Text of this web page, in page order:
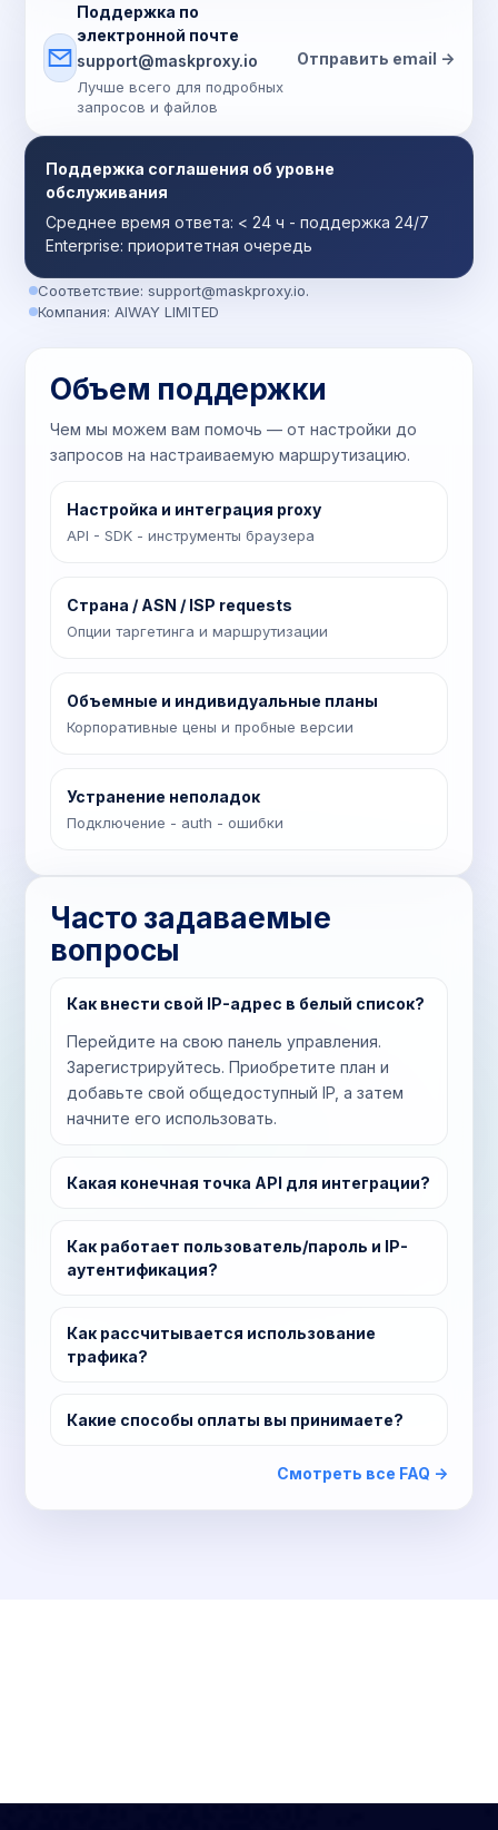
Поддержка по
электронной почте
support@maskproxy.io
Лучше всего для подробных
запросов и файлов
Отправить email ->
Поддержка соглашения об уровне
обслуживания
Среднее время ответа: < 24 ч - поддержка 24/7
Enterprise: приоритетная очередь
Соответствие: support@maskproxy.io.
Компания: AIWAY LIMITED
Объем поддержки
Чем мы можем вам помочь — от настройки до
запросов на настраиваемую маршрутизацию.
Настройка и интеграция proxy
API - SDK - инструменты браузера
Страна / ASN / ISP requests
Опции таргетинга и маршрутизации
Объемные и индивидуальные планы
Корпоративные цены и пробные версии
Устранение неполадок
Подключение - auth - ошибки
Часто задаваемые
вопросы
Как внести свой IP-адрес в белый список?
Перейдите на свою панель управления.
Зарегистрируйтесь. Приобретите план и
добавьте свой общедоступный IP, а затем
начните его использовать.
Какая конечная точка API для интеграции?
Как работает пользователь/пароль и IP-
аутентификация?
Как рассчитывается использование
трафика?
Какие способы оплаты вы принимаете?
Смотреть все FAQ ->